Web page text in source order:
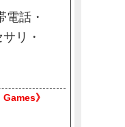
電話
リ
Games》